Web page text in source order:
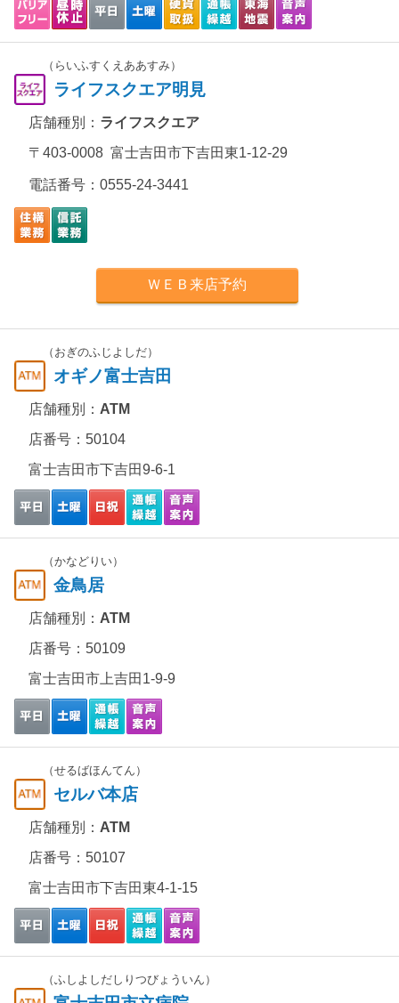
（らいふすくえああすみ）
ライフスクエア明見
店舗種別： ライフスクエア
〒403-0008 富士吉田市下吉田東1-12-29
電話番号： 0555-24-3441
ＷＥＢ来店予約
（おぎのふじよしだ）
オギノ富士吉田
店舗種別： ATM
店番号：50104
富士吉田市下吉田9-6-1
（かなどりい）
金鳥居
店舗種別： ATM
店番号：50109
富士吉田市上吉田1-9-9
（せるばほんてん）
セルバ本店
店舗種別： ATM
店番号：50107
富士吉田市下吉田東4-1-15
（ふしよしだしりつびょういん）